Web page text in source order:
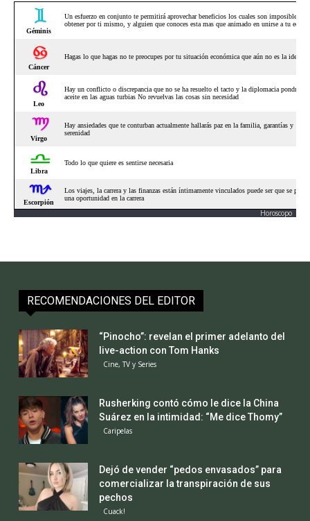
Horoscopo
RECOMENDACIONES DEL EDITOR
“Pinocho”: revelan el primer adelanto del
live-action con Tom Hanks
Cine, TV y Series
Rusherking contó cómo le dice la China
Suárez en la intimidad: “Me dice Thomy”
Caripelas
Dejó de vender “pedos envasados” para
comercializar la transpiración de sus
pechos
Cuack!